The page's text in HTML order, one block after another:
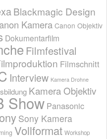
Blackmagic Design
KameraCanon Objektiv
Dokumentarfilm
Filmfestival
Filmschnitt
Interview Kamera Drohne
Kamera Objektiv
Show Panasonic
Sony Kamera
Vollformat Workshop